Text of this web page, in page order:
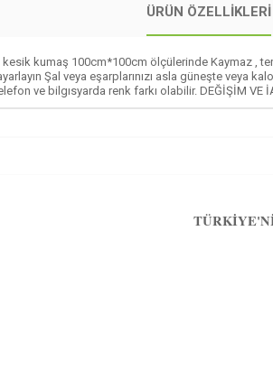
ÜRÜN ÖZELLIKLERI
kumaş 100cm*100cm ölçülerinde Kaymaz ,
Şal veya eşarplarınızı asla güneşte veya
ve bilgısyarda renk farkı olabilir. DEĞİŞİM VE